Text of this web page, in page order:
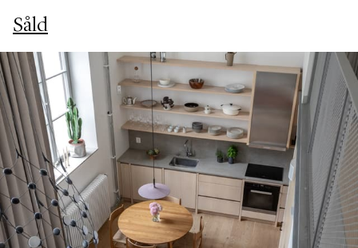
Såld